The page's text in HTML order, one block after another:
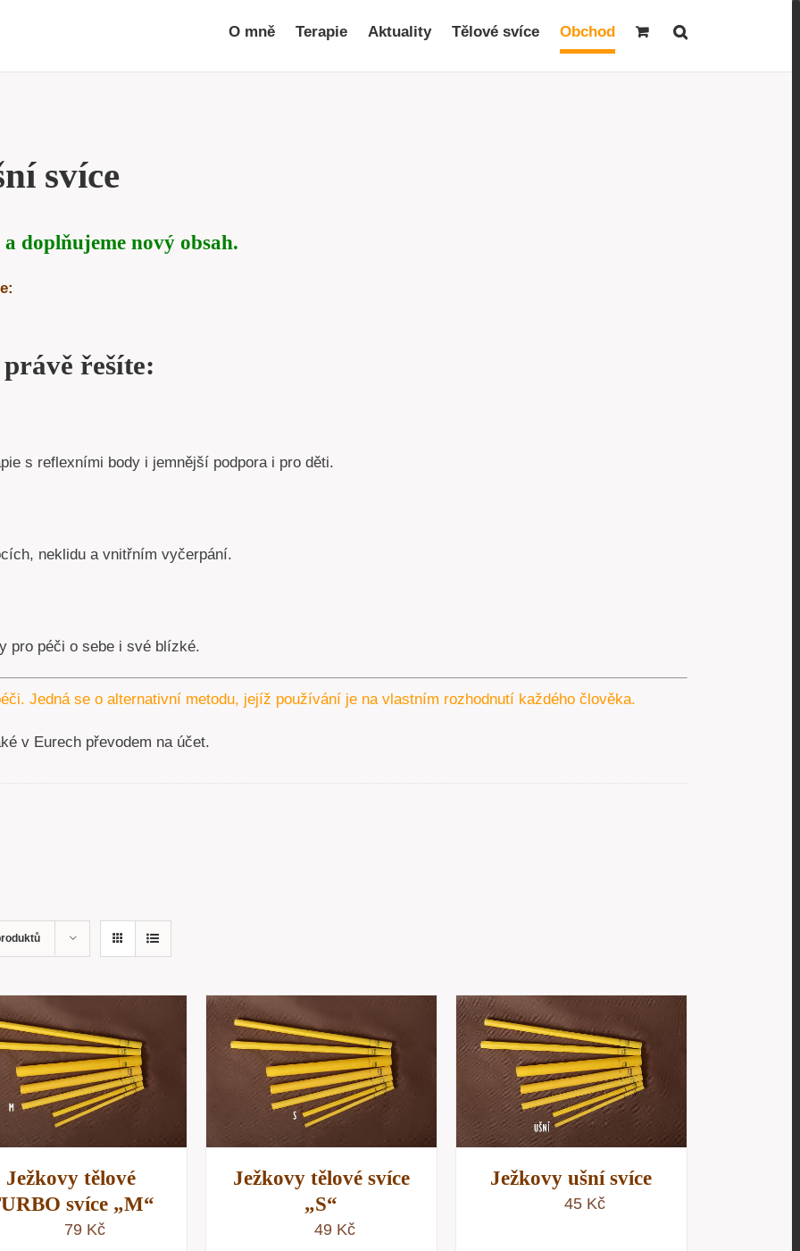
O mně Terapie Aktuality Tělové svíce Obchod
svíce
doplňujeme nový obsah.
řešíte:
s reflexními body i jemnější podpora i pro děti.
neklidu a vnitřním vyčerpání.
pro péči o sebe i své blízké.
Jedná se o alternativní metodu, jejíž používání je na vlastním rozhodnutí každého člověka.
v Eurech převodem na účet.
Ježkovy tělové
svíce „M“
79 Kč
PŘIDAT DO KOŠÍKU
RYCHLÝ NÁHLED
Ježkovy tělové svíce
„S“
49 Kč
PŘIDAT DO KOŠÍKU
RYCHLÝ NÁHLED
Ježkovy ušní svíce
45 Kč